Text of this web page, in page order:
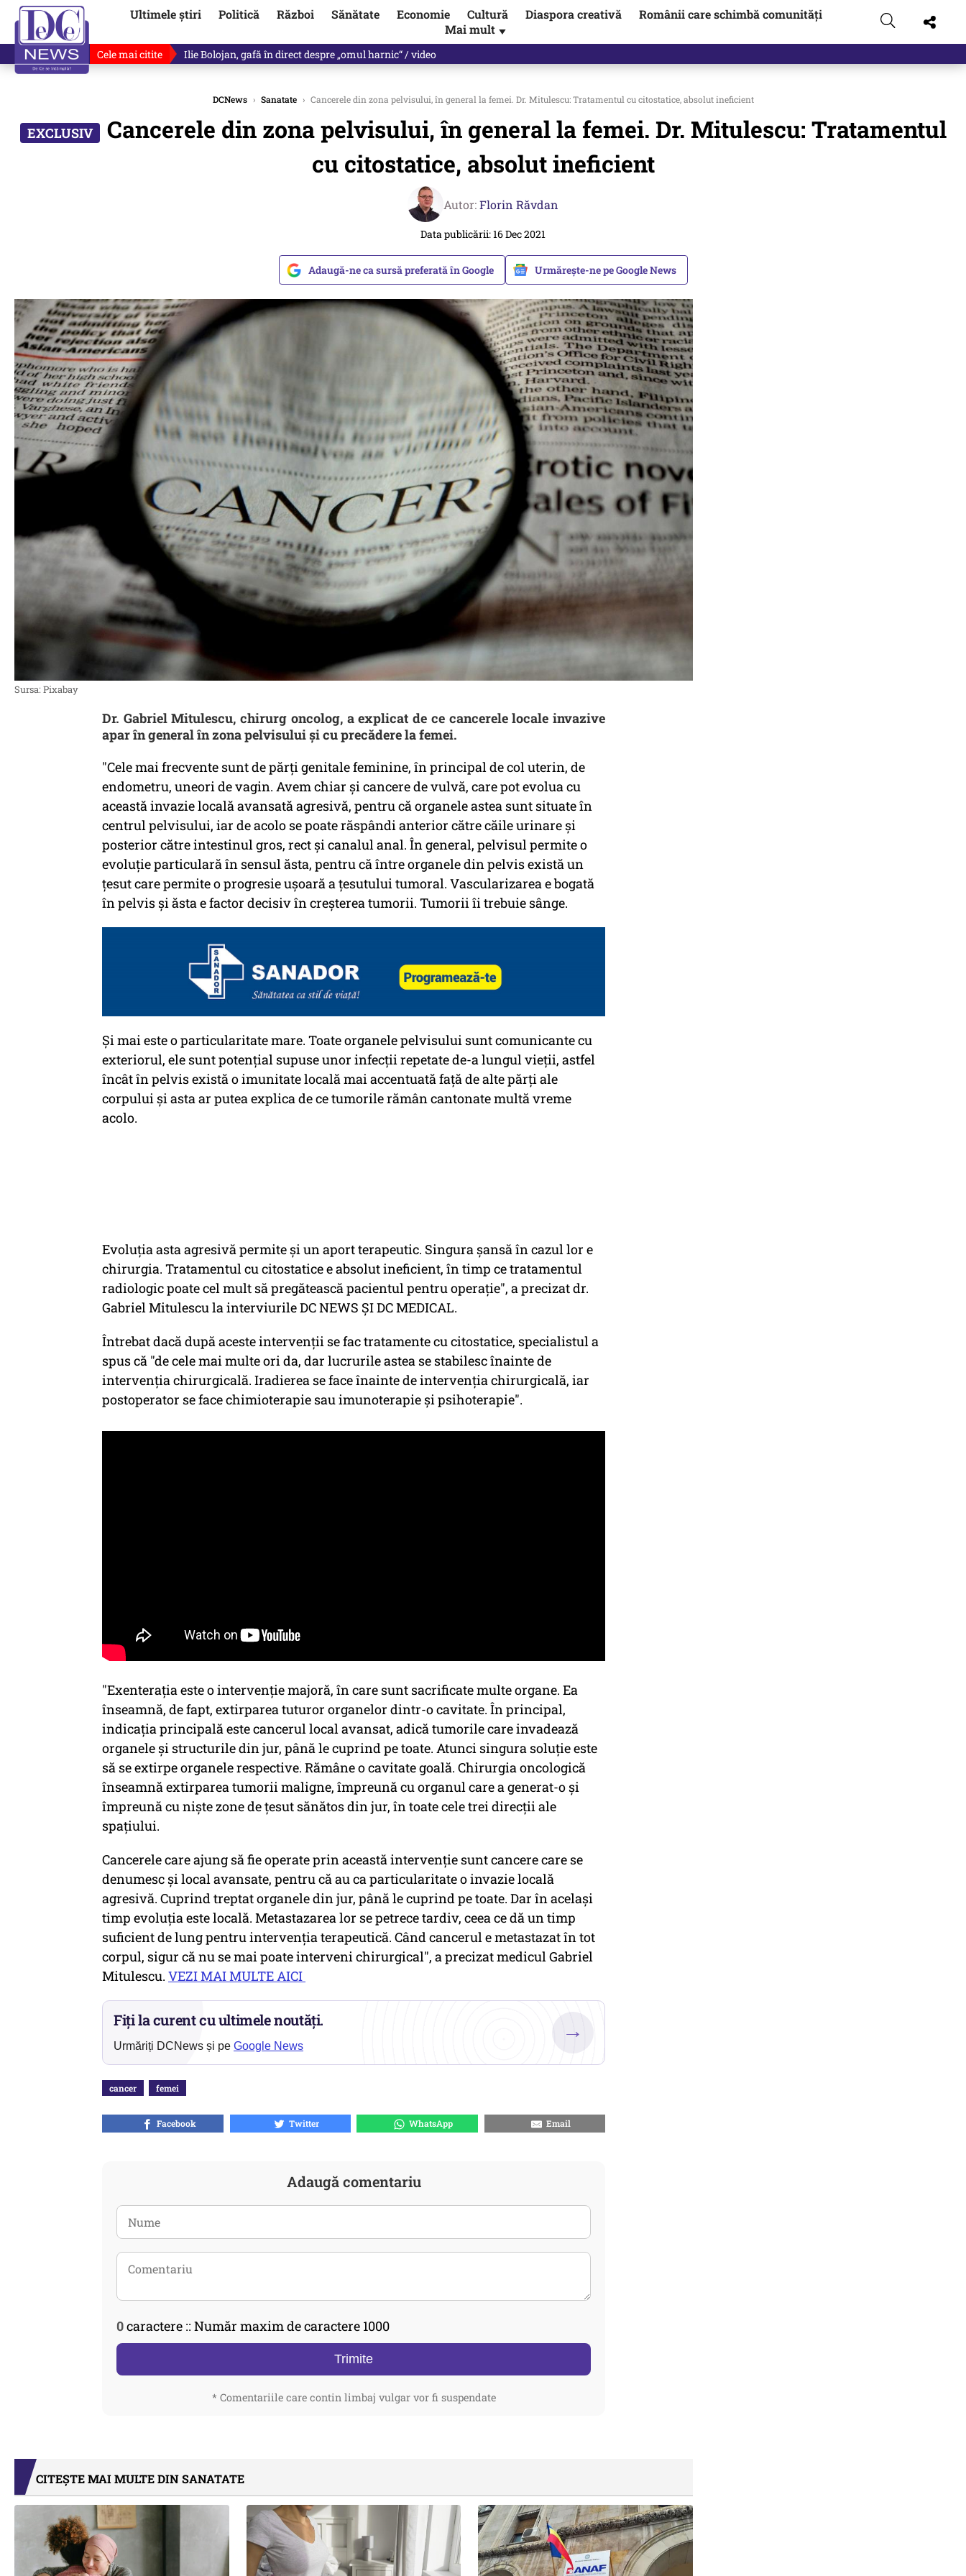
Ultimele știri Politică Război Sănătate Economie Cultură Diaspora creativă
Românii care schimbă comunități
Mai mult ▼
Cele mai citite Ilie Bolojan, gafă în direct despre „omul harnic“ / video
DCNews › Sanatate › Cancerele din zona pelvisului, în general la femei. Dr. Mitulescu: Tratamentul cu citostatice, absolut ineficient
Cancerele din zona pelvisului, în general la femei. Dr. Mitulescu: Tratamentul
cu citostatice, absolut ineficient
Autor:Florin Răvdan
Data publicării: 16 Dec 2021
Adaugă-ne ca sursă preferată în Google Urmărește-ne pe Google News
Sursa: Pixabay
Dr. Gabriel Mitulescu, chirurg oncolog, a explicat de ce cancerele locale invazive
apar în general în zona pelvisului şi cu precădere la femei.
"Cele mai frecvente sunt de părţi genitale feminine, în principal de col uterin, de
endometru, uneori de vagin. Avem chiar şi cancere de vulvă, care pot evolua cu
această invazie locală avansată agresivă, pentru că organele astea sunt situate în
centrul pelvisului, iar de acolo se poate răspândi anterior către căile urinare şi
posterior către intestinul gros, rect şi canalul anal. În general, pelvisul permite o
evoluţie particulară în sensul ăsta, pentru că între organele din pelvis există un
ţesut care permite o progresie uşoară a ţesutului tumoral. Vascularizarea e bogată
în pelvis şi ăsta e factor decisiv în creşterea tumorii. Tumorii îi trebuie sânge.
Şi mai este o particularitate mare. Toate organele pelvisului sunt comunicante cu
exteriorul, ele sunt potenţial supuse unor infecţii repetate de-a lungul vieţii, astfel
încât în pelvis există o imunitate locală mai accentuată faţă de alte părţi ale
corpului şi asta ar putea explica de ce tumorile rămân cantonate multă vreme
acolo.
Evoluţia asta agresivă permite şi un aport terapeutic. Singura şansă în cazul lor e
chirurgia. Tratamentul cu citostatice e absolut ineficient, în timp ce tratamentul
radiologic poate cel mult să pregătească pacientul pentru operaţie", a precizat dr.
Gabriel Mitulescu la interviurile DC NEWS ŞI DC MEDICAL.
Întrebat dacă după aceste intervenţii se fac tratamente cu citostatice, specialistul a
spus că "de cele mai multe ori da, dar lucrurile astea se stabilesc înainte de
intervenţia chirurgicală. Iradierea se face înainte de intervenţia chirurgicală, iar
postoperator se face chimioterapie sau imunoterapie şi psihoterapie".
"Exenteraţia este o intervenţie majoră, în care sunt sacrificate multe organe. Ea
înseamnă, de fapt, extirparea tuturor organelor dintr-o cavitate. În principal,
indicaţia principală este cancerul local avansat, adică tumorile care invadează
organele şi structurile din jur, până le cuprind pe toate. Atunci singura soluţie este
să se extirpe organele respective. Rămâne o cavitate goală. Chirurgia oncologică
înseamnă extirparea tumorii maligne, împreună cu organul care a generat-o şi
împreună cu nişte zone de ţesut sănătos din jur, în toate cele trei direcţii ale
spaţiului.
Cancerele care ajung să fie operate prin această intervenţie sunt cancere care se
denumesc şi local avansate, pentru că au ca particularitate o invazie locală
agresivă. Cuprind treptat organele din jur, până le cuprind pe toate. Dar în acelaşi
timp evoluţia este locală. Metastazarea lor se petrece tardiv, ceea ce dă un timp
suficient de lung pentru intervenţia terapeutică. Când cancerul e metastazat în tot
corpul, sigur că nu se mai poate interveni chirurgical", a precizat medicul Gabriel
Mitulescu. VEZI MAI MULTE AICI
Fiți la curent cu ultimele noutăți.
Urmăriți DCNews și pe Google News
→
cancer femei
Facebook Twitter WhatsApp Email
Adaugă comentariu
0caractere :: Număr maxim de caractere 1000
Trimite
* Comentariile care contin limbaj vulgar vor fi suspendate
CITEȘTE MAI MULTE DIN SANATATE